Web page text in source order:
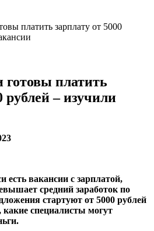
платить зарплату от 5000
готовы платить
рублей – изучили
есть вакансии с зарплатой,
средний заработок по
стартуют от 5000 рублей
специалисты могут